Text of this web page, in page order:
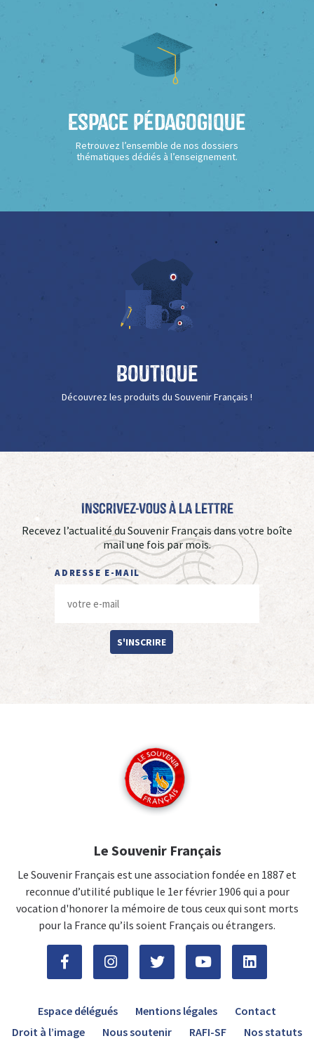
Espace Pédagogique
Retrouvez l’ensemble de nos dossiers
thématiques dédiés à l’enseignement.
Boutique
Découvrez les produits du Souvenir Français !
Inscrivez-vous à La Lettre
Recevez l’actualité du Souvenir Français dans votre boîte
mail une fois par mois.
ADRESSE E-MAIL
S'INSCRIRE
Le Souvenir Français
Le Souvenir Français est une association fondée en 1887 et
reconnue d’utilité publique le 1er février 1906 qui a pour
vocation d'honorer la mémoire de tous ceux qui sont morts
pour la France qu’ils soient Français ou étrangers.
Espace délégués Mentions légales
Contact
Droit à l’image
Nous soutenir RAFI-SF Nos statuts